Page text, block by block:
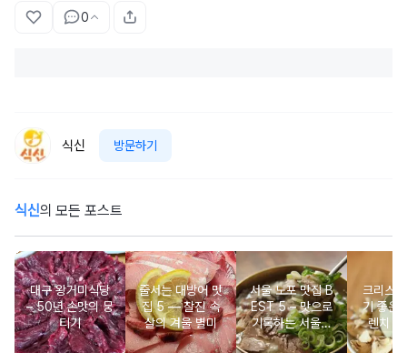
0
식신 방문하기
식신의 모든 포스트
대구 왕거미식당
– 50년 손맛의 뭉
티기
줄서는 대방어 맛
집 5 ― 찰진 속
살의 겨울 별미
서울 노포 맛집 B
EST 5 – 맛으로
기록하는 서울의
시간
크리스
기 좋은
렌치